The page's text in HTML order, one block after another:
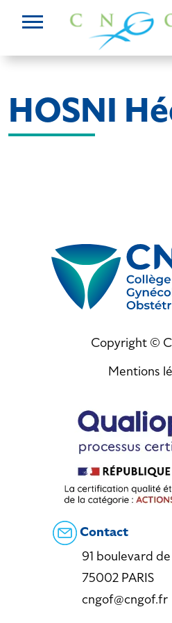
HOSNI
Copyright ©
Mentions
Contact
91 boulevard
75002 PARIS
cngof@cngof.fr